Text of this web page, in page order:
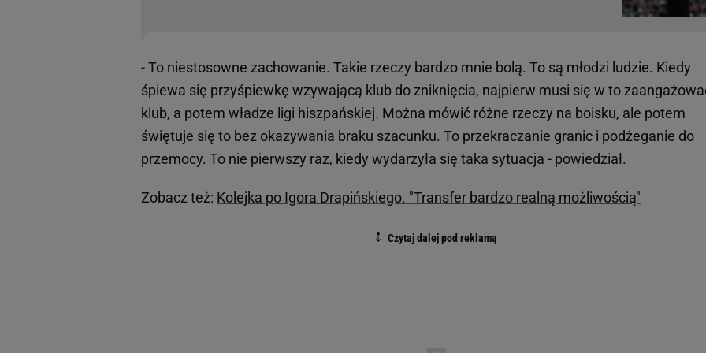
- To niestosowne zachowanie. Takie rzeczy bardzo mnie bolą. To są młodzi ludzie. Kiedy
śpiewa się przyśpiewkę wzywającą klub do zniknięcia, najpierw musi się w to
klub, a potem władze ligi hiszpańskiej. Można mówić różne rzeczy na boisku, ale potem
świętuje się to bez okazywania braku szacunku. To przekraczanie granic i podżeganie do
przemocy. To nie pierwszy raz, kiedy wydarzyła się taka sytuacja - powiedział.
Zobacz też: Kolejka po Igora Drapińskiego. "Transfer bardzo realną możliwością"